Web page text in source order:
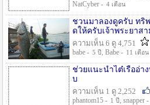
NatCyber - 4 เดือน
ชวนมาลองดูครับ ทริพ
ดให้ครับเจ้าพระยาส
ความเห็น 6 ดู 4,751
babe - 5 ปี , Babe - 11 เดือน
ช่วยแนะนำไต๋เรืออ่า
บ
ความเห็น 1 ดู 2,252
phantom15 - 1 ปี , snapper -